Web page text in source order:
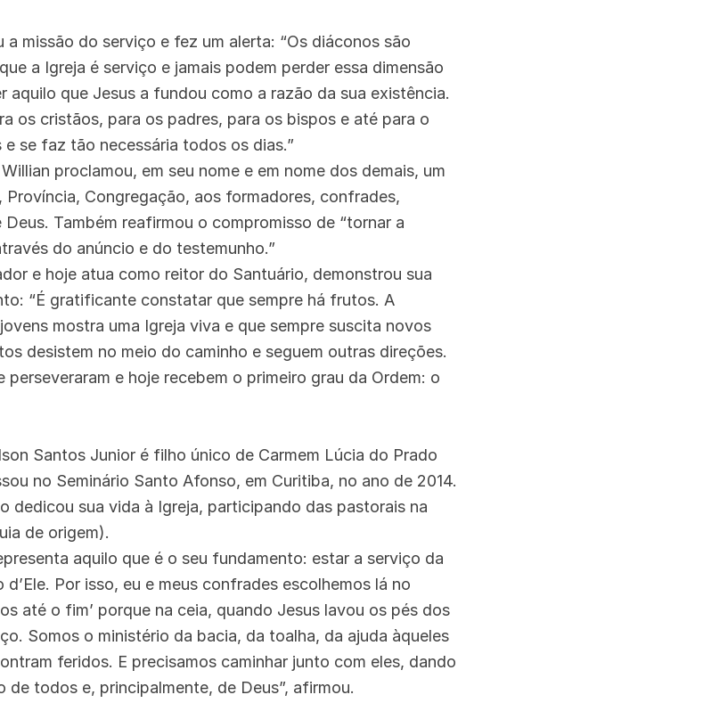
missão do serviço e fez um alerta: “Os diáconos são
a Igreja é serviço e jamais podem perder essa dimensão
aquilo que Jesus a fundou como a razão da sua existência.
os cristãos, para os padres, para os bispos e até para o
se faz tão necessária todos os dias.”
proclamou, em seu nome e em nome dos demais, um
Congregação, aos formadores, confrades,
Também reafirmou o compromisso de “tornar a
do anúncio e do testemunho.”
e hoje atua como reitor do Santuário, demonstrou sua
“É gratificante constatar que sempre há frutos. A
mostra uma Igreja viva e que sempre suscita novos
desistem no meio do caminho e seguem outras direções.
perseveraram e hoje recebem o primeiro grau da Ordem: o
Santos Junior é filho único de Carmem Lúcia do Prado
no Seminário Santo Afonso, em Curitiba, no ano de 2014.
dedicou sua vida à Igreja, participando das pastorais na
de origem).
aquilo que é o seu fundamento: estar a serviço da
Por isso, eu e meus confrades escolhemos lá no
até o fim’ porque na ceia, quando Jesus lavou os pés dos
Somos o ministério da bacia, da toalha, da ajuda àqueles
feridos. E precisamos caminhar junto com eles, dando
todos e, principalmente, de Deus”, afirmou.